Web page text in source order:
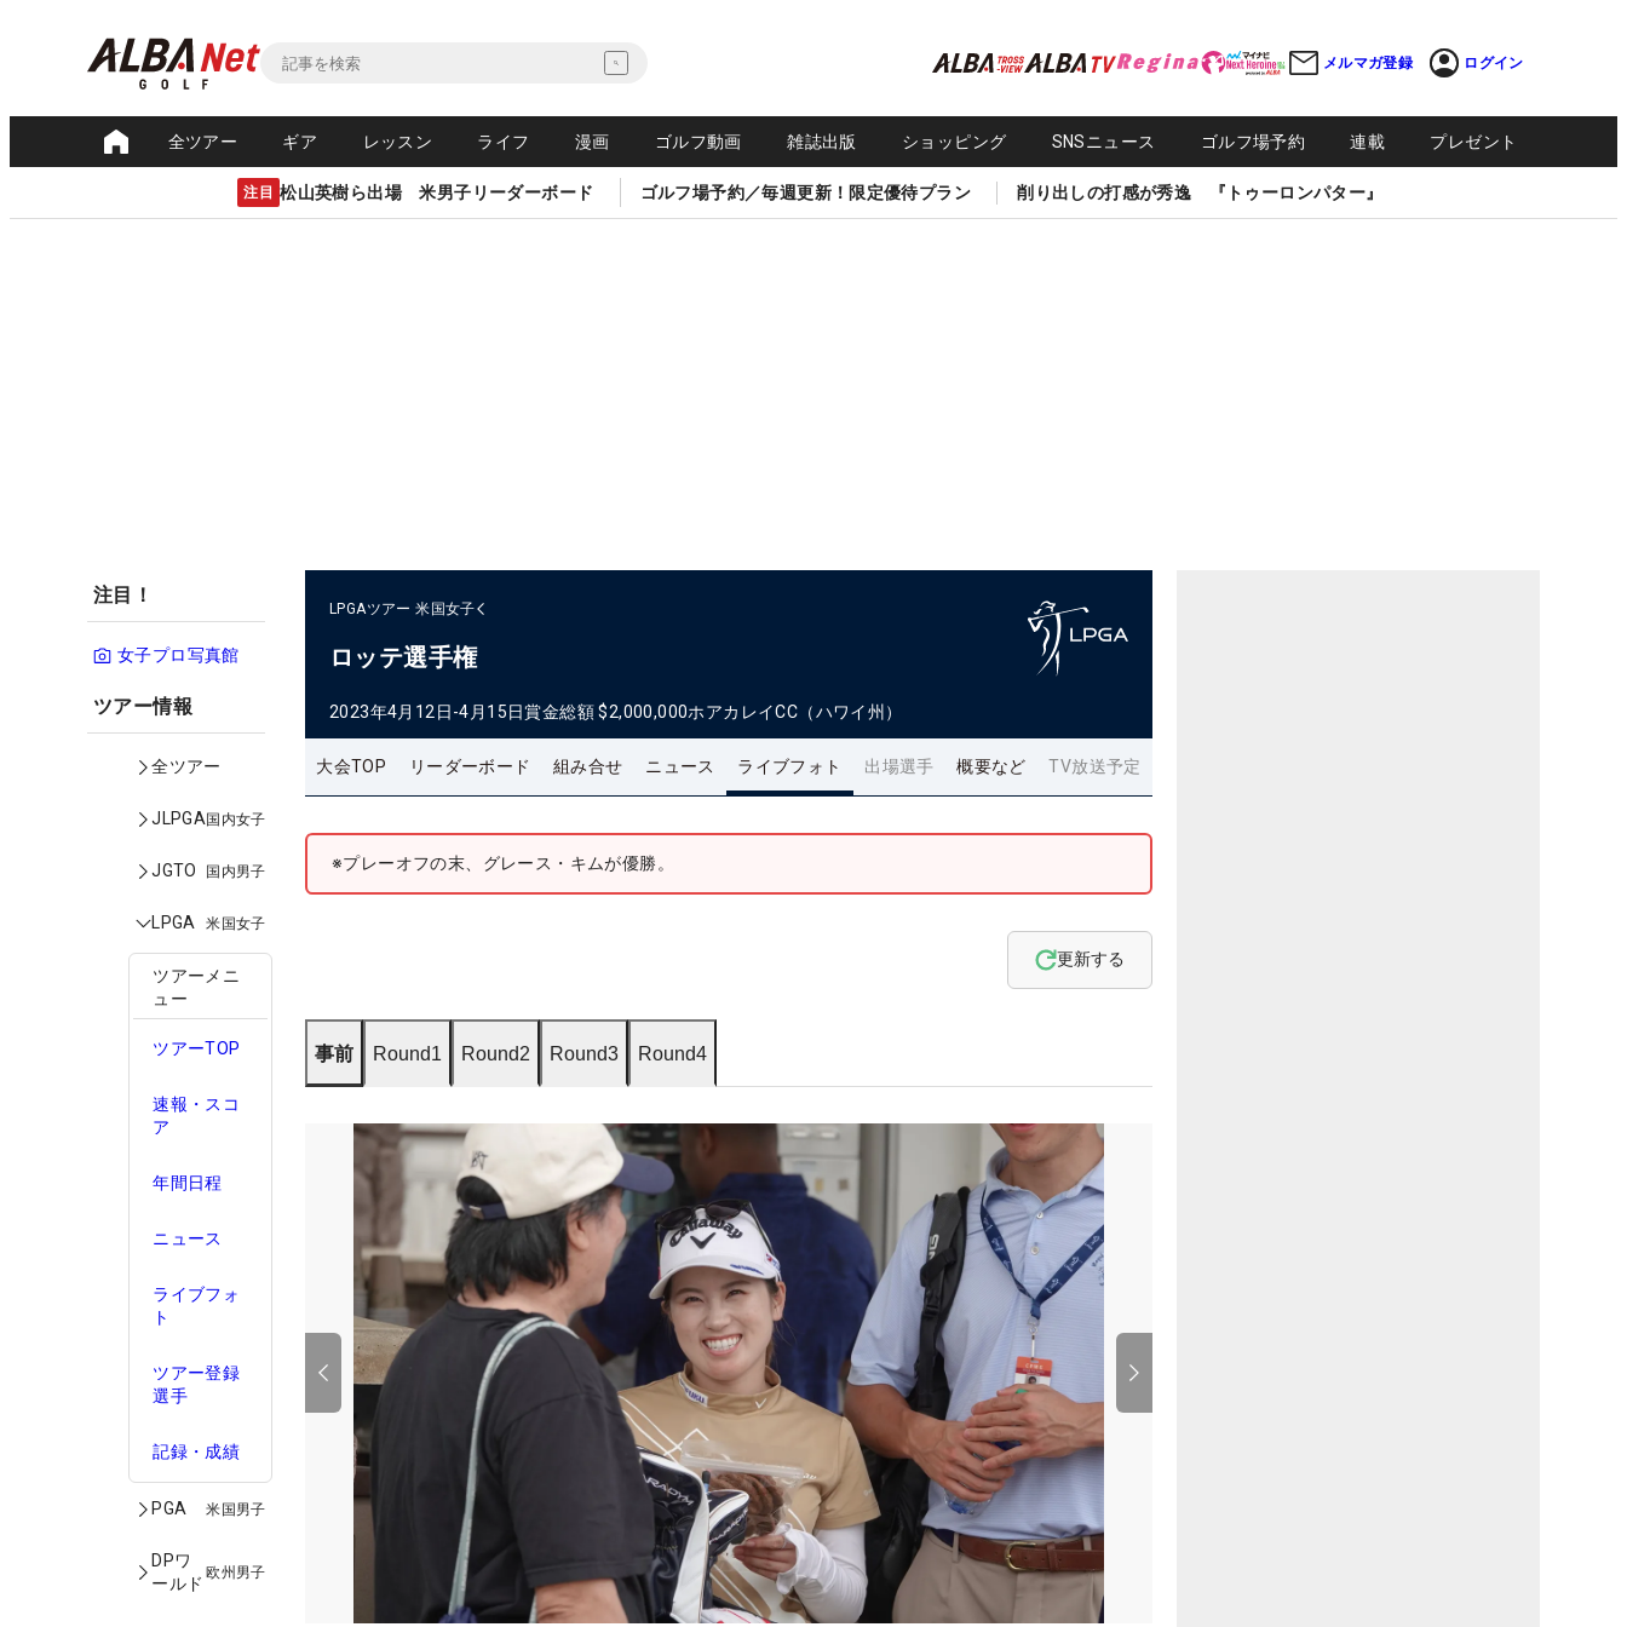
メルマガ登録 ログイン
全ツアー ギア レッスン ライフ 漫画 ゴルフ動画 雑誌出版 ショッピング SNSニュース ゴルフ場予約 連載 プレゼント
注目 松山英樹ら出場 米男子リーダーボード ゴルフ場予約／毎週更新！限定優待プラン 削り出しの打感が秀逸 『トゥーロンパター』
注目！
女子プロ写真館
ツアー情報
全ツアー
JLPGA国内女子
JGTO 国内男子
LPGA 米国女子
ツアーメニ
ュー
ツアーTOP
速報・スコ
ア
年間日程
ニュース
ライブフォ
ト
ツアー登録
選手
記録・成績
PGA 米国男子
DPワ
ールド
欧州男子
LPGAツアー 米国女子
ロッテ選手権
2023年4月12日-4月15日賞金総額 $2,000,000ホアカレイCC（ハワイ州）
大会TOP リーダーボード 組み合せ ニュース ライブフォト 出場選手 概要など TV放送予定
※プレーオフの末、グレース・キムが優勝。
更新する
事前 Round1 Round2 Round3 Round4